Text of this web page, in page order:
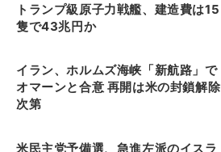
トランプ級原子力戦艦、建造費は15
隻で43兆円か
イラン、ホルムズ海峡「新航路」で
オマーンと合意 再開は米の封鎖解除
次第
米民主党予備選、急進左派のイスラ